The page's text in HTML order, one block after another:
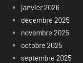
janvier 2026
décembre 2025
novembre 2025
octobre 2025
septembre 2025